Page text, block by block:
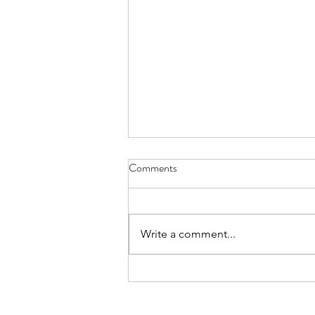
Logga in på Västfiber
Comments
Write a comment...